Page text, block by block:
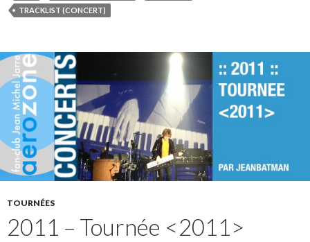
TRACKLIST (CONCERT)
TOURNÉES
2011 – Tournée <2011>